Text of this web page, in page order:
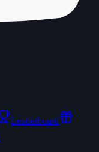
Leaderboard